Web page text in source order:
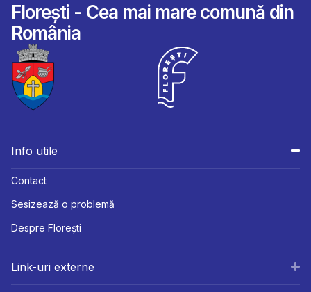
Florești - Cea mai mare comună din
România
Info utile
Contact
Sesizează o problemă
Despre Florești
Link-uri externe